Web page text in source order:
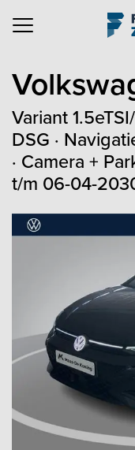
Navigation
Variant
DSG ·
· Camera +
t/m 06-04-